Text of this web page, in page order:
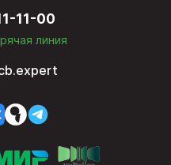
11-00
линия